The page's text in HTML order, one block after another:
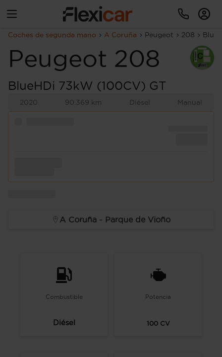
Coches de segunda mano A Coruña Peugeot 208
Peugeot 208
BlueHDi 73kW (100CV) GT
2020 90.369 km Diésel Manual
A Coruña - Parque de Vioño
Combustible
Diésel
Potencia
100CV